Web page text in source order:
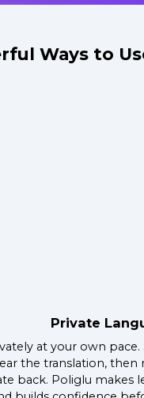
Ways to
Private
at your own pace.
the translation, then
back. Poliglu makes